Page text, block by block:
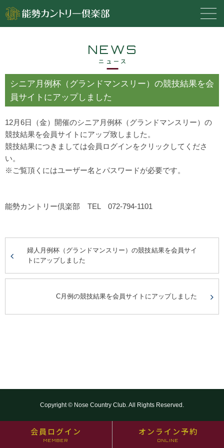
会員ログイン
MEMBER
オンライン予約
ONLINE
NEWS
ニュース
シニア月例杯（グランドマンスリー）の競技結果を会
員サイトにアップしました
12月6日（金）開催のシニア月例杯（グランドマンスリー）の
競技結果を会員サイトにアップ致しました。
競技結果につきましては会員ログインをクリックしてくださ
い。
※ご覧頂くにはユーザー名とパスワードが必要です。
能勢カントリー倶楽部 TEL 072-794-1101
婦人月例杯（グランドマンスリー）の競技結果を会員サイ
トにアップしました
C月例の競技結果を会員サイトにアップしました
Copyright © Nose Country Club. All Rights Reserved.